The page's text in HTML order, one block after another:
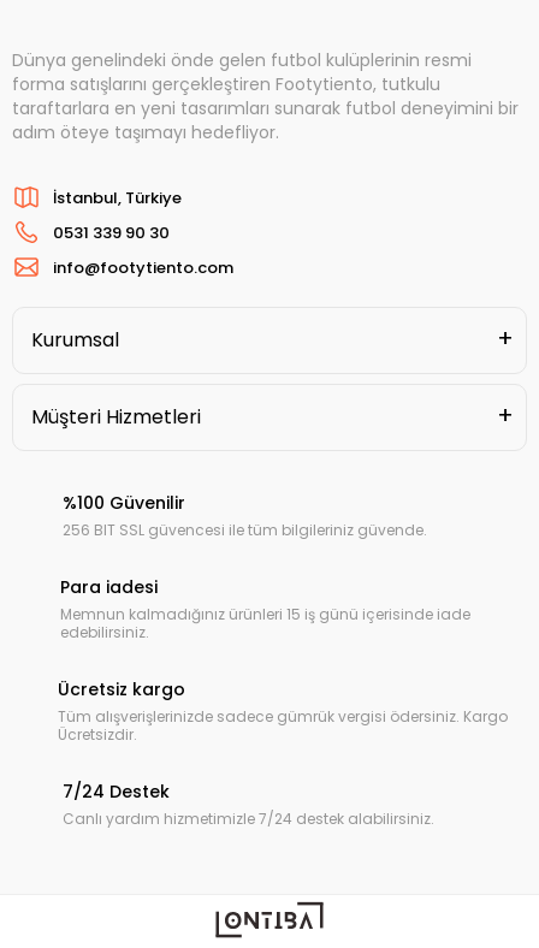
Dünya genelindeki önde gelen futbol kulüplerinin resmi
forma satışlarını gerçekleştiren Footytiento, tutkulu
taraftarlara en yeni tasarımları sunarak futbol deneyimini bir
adım öteye taşımayı hedefliyor.
İstanbul, Türkiye
0531 339 90 30
info@footytiento.com
Kurumsal
Müşteri Hizmetleri
%100 Güvenilir
256 BIT SSL güvencesi ile tüm bilgileriniz güvende.
Para iadesi
Memnun kalmadığınız ürünleri 15 iş günü içerisinde iade
edebilirsiniz.
Ücretsiz kargo
Tüm alışverişlerinizde sadece gümrük vergisi ödersiniz. Kargo
Ücretsizdir.
7/24 Destek
Canlı yardım hizmetimizle 7/24 destek alabilirsiniz.